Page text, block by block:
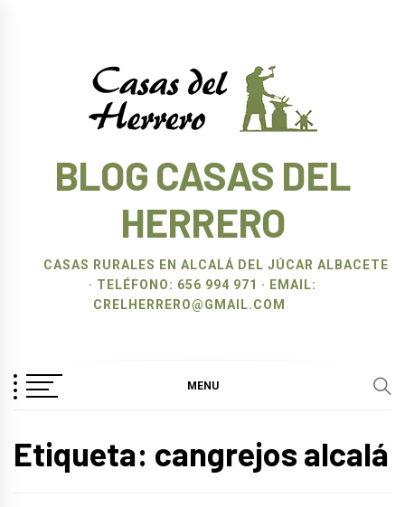
BLOG CASAS DEL
HERRERO
CASAS RURALES EN ALCALÁ DEL JÚCAR ALBACETE
· TELÉFONO: 656 994 971 · EMAIL:
CRELHERRERO@GMAIL.COM
MENU
Etiqueta: cangrejos alcalá